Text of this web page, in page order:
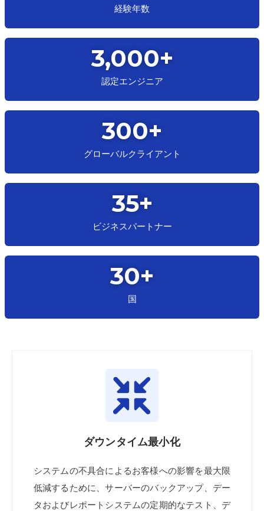
経験年数
3,000+
認定エンジニア
300+
グローバルクライアント
35+
ビジネスパートナー
30+
国
ダウンタイム最小化
システムの不具合によるお客様への影響を最大限
低減する ために、サーバーのバックアップ、 デー
タおよびレポート システムの定期的なテスト、 デ